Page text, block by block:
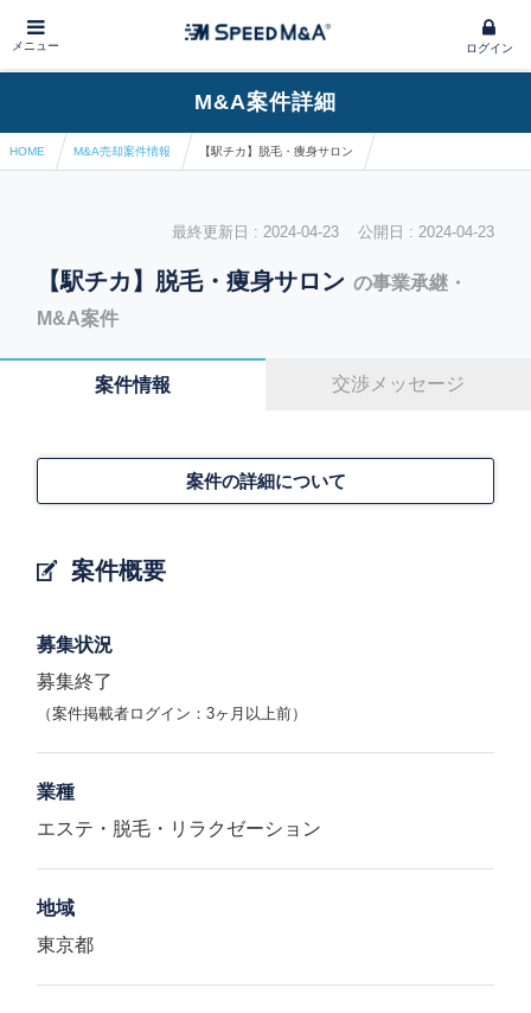
メニュー ログイン
M&A案件詳細
HOME M&A売却案件情報 【駅チカ】脱毛・痩身サロン
最終更新日 : 2024-04-23 公開日 : 2024-04-23
【駅チカ】脱毛・痩身サロン の事業承継・
M&A案件
案件情報 交渉メッセージ
案件概要
案件の詳細について
募集状況
募集終了
（案件掲載者ログイン：3ヶ月以上前）
業種
エステ・脱毛・リラクゼーション
地域
東京都